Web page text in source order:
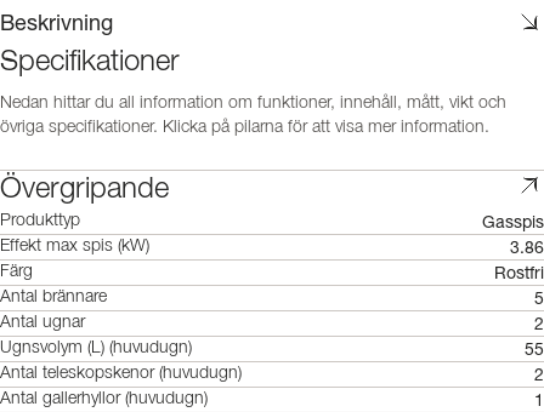
Beskrivning
Specifikationer
Nedan hittar du all information om funktioner, innehåll, mått, vikt och
övriga specifikationer. Klicka på pilarna för att visa mer information.
Övergripande
Produkttyp Gasspis
Effekt max spis (kW) 3.86
Färg Rostfri
Antal brännare 5
Antal ugnar 2
Ugnsvolym (L) (huvudugn) 55
Antal teleskopskenor (huvudugn) 2
Antal gallerhyllor (huvudugn) 1